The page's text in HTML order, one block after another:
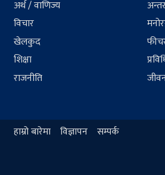
अर्थ / वाणिज्य
विचार
खेलकुद
शिक्षा
राजनीति
हाम्रो बारेमा विज्ञापन सम्पर्क